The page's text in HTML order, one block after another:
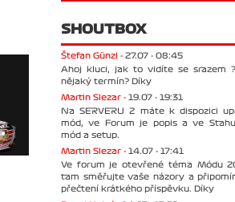
SHOUTBOX
Štefan Günzl - 27.07 - 08:45
Ahoj kluci, jak to vidíte se srazem
nějaký termín? Díky
Martin Slezar - 19.07 - 19:31
Na SERVERU 2 máte k dispozici
mód, ve Forum je popis a ve
mód a setup.
Martin Slezar - 14.07 - 17:41
Ve forum je otevřené téma Módu
tam směřujte vaše názory a
přečtení krátkého příspěvku. Díky